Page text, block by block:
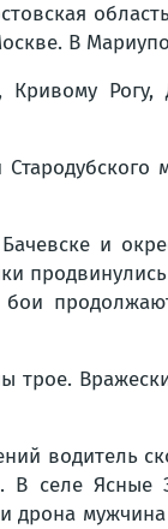
В
Рогу,
и
трое.
водитель
селе Ясные
дрона